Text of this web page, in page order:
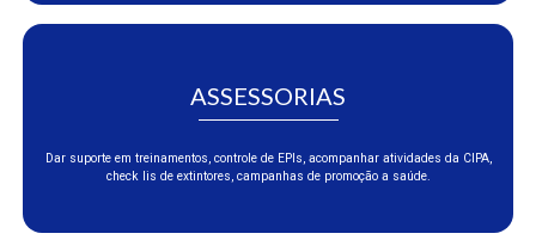
ASSESSORIAS
Dar suporte em treinamentos, controle de EPIs, acompanhar atividades da CIPA,
check lis de extintores, campanhas de promoção a saúde.